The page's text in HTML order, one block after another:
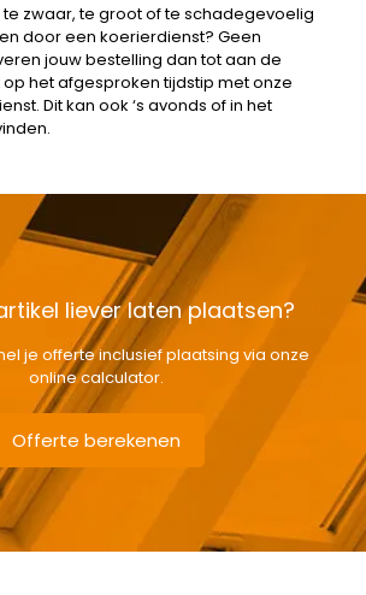
te zwaar, te groot of te schadegevoelig
door een koerierdienst? Geen
jouw bestelling dan tot aan de
het afgesproken tijdstip met onze
Dit kan ook ‘s avonds of in het
liever laten plaatsen?
je offerte inclusief plaatsing via onze
online calculator.
Offerte berekenen